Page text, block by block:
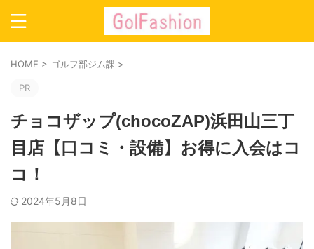
HOME > ゴルフ部ジム課 >
PR
チョコザップ(chocoZAP)浜田山三丁
目店【口コミ・設備】お得に入会はコ
コ！
2024年5月8日